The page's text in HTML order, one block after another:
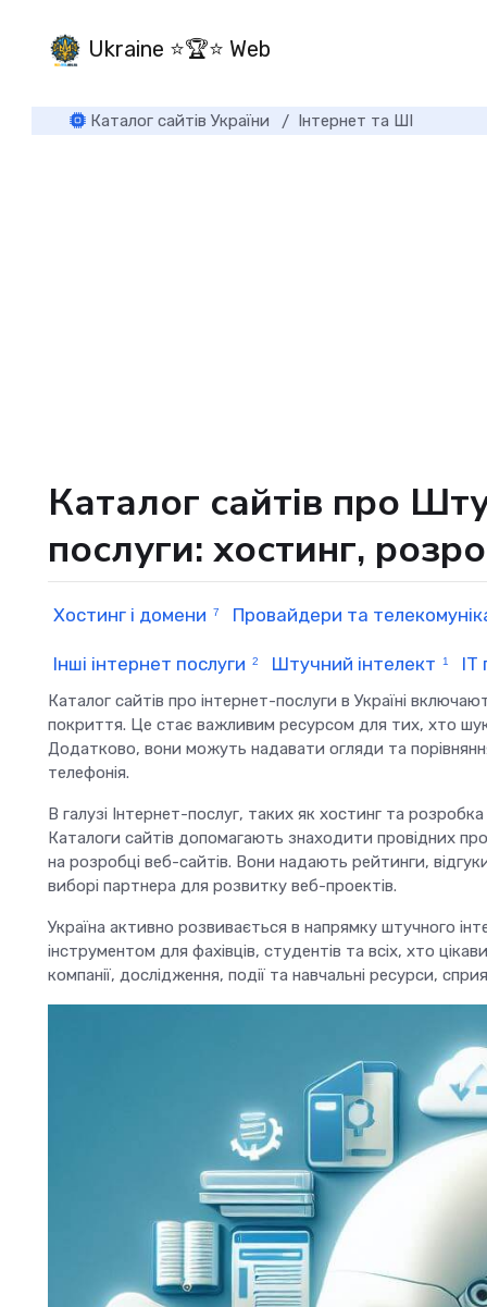
Ukraine ⭐🏆⭐ Web
Каталог сайтів України Інтернет та ШІ
Каталог сайтів про
послуги: хостинг,
Хостинг і домени 7 Провайдери та
Інші інтернет послуги 2 Штучний інтелект 1
Каталог сайтів про інтернет-послуги в Україні
покриття. Це стає важливим ресурсом для тих, хто
Додатково, вони можуть надавати огляди та
телефонія.
В галузі Інтернет-послуг, таких як хостинг та
Каталоги сайтів допомагають знаходити провідних
на розробці веб-сайтів. Вони надають рейтинги,
виборі партнера для розвитку веб-проектів.
Україна активно розвивається в напрямку штучного
інструментом для фахівців, студентів та всіх, хто
компанії, дослідження, події та навчальні ресурси,